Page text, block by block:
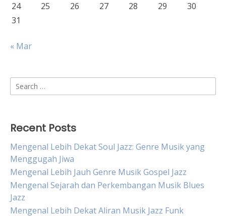
24
25 26 27 28 29
30
31
« Mar
Search
for:
Recent Posts
Mengenal Lebih Dekat Soul Jazz: Genre Musik yang
Menggugah Jiwa
Mengenal Lebih Jauh Genre Musik Gospel Jazz
Mengenal Sejarah dan Perkembangan Musik Blues
Jazz
Mengenal Lebih Dekat Aliran Musik Jazz Funk